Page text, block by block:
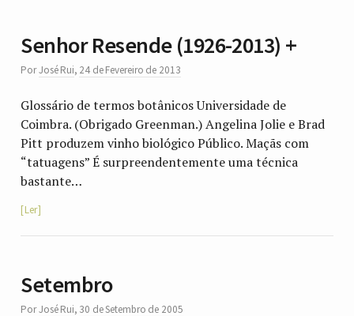
Senhor Resende (1926-2013) +
PorJosé Rui, 24 de Fevereiro de 2013
Glossário de termos botânicos Universidade de
Coimbra. (Obrigado Greenman.) Angelina Jolie e Brad
Pitt produzem vinho biológico Público. Maçãs com
“tatuagens” É surpreendentemente uma técnica
bastante…
Ler
Setembro
PorJosé Rui, 30 de Setembro de 2005